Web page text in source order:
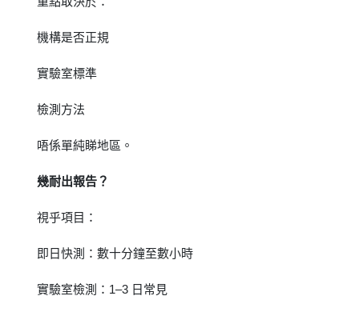
機構是否正規
實驗室標準
檢測方法
唔係單純睇地區。
幾耐出報告？
視乎項目：
即日快測：數十分鐘至數小時
實驗室檢測：1–3 日常見